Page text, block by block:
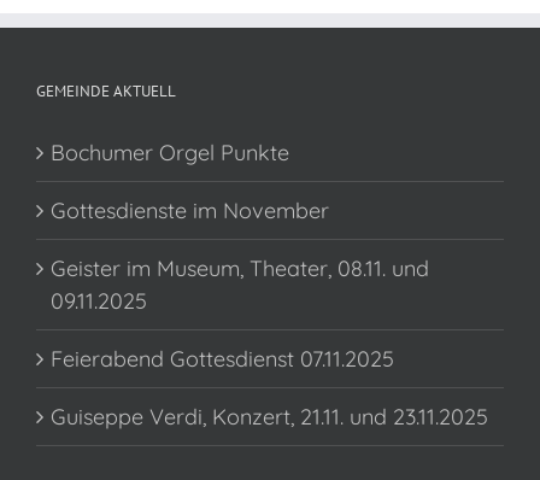
GEMEINDE AKTUELL
Bochumer Orgel Punkte
Gottesdienste im November
Geister im Museum, Theater, 08.11. und
09.11.2025
Feierabend Gottesdienst 07.11.2025
Guiseppe Verdi, Konzert, 21.11. und 23.11.2025